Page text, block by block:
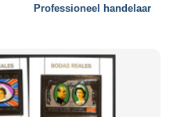
Professioneel handelaar